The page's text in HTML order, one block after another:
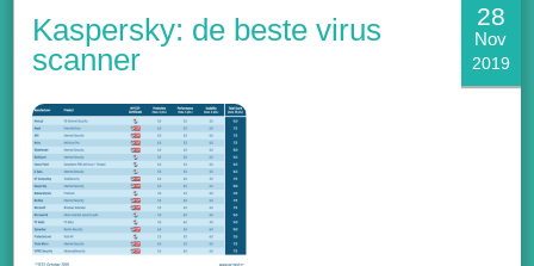
28
Nov
2019
Kaspersky: de beste virus
scanner